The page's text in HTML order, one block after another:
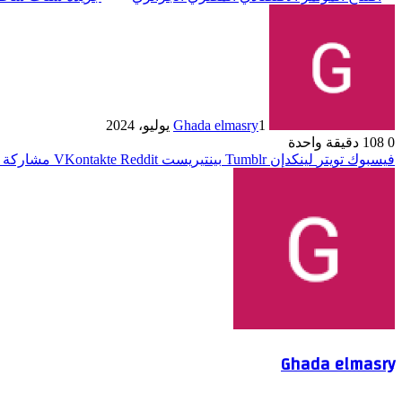
Ghada elmasry1 يوليو، 2024
0
دقيقة واحدة
فيسبوك تويتر لينكدإن بينتيريست مشاركة
Ghada elmasry